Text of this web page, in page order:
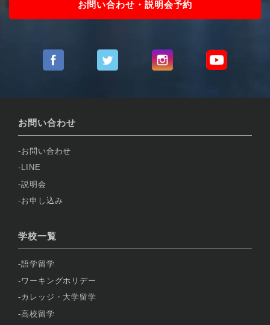
お問い合わせ・説明会予約
お問い合わせ
お問い合わせ
LINE
説明会
お申し込み
学校一覧
語学留学
ワーキングホリデー
カレッジ・大学留学
高校留学